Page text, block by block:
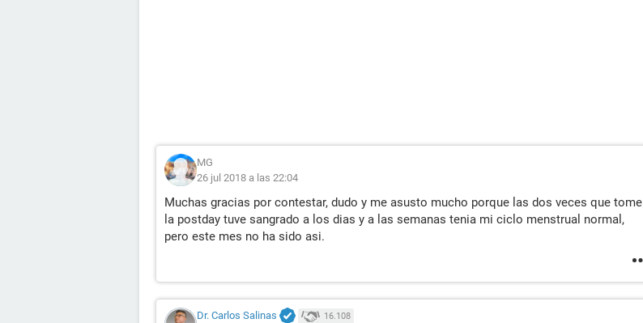
MG
26 jul 2018 a las 22:04
Muchas gracias por contestar, dudo y me asusto mucho porque las dos veces que tome
la postday tuve sangrado a los dias y a las semanas tenia mi ciclo menstrual normal,
pero este mes no ha sido asi.
Dr. Carlos Salinas 16.108